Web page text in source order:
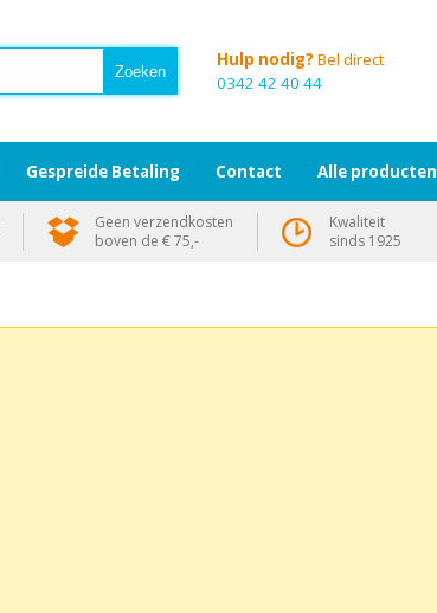
Hulp nodig? Bel direct
0342 42 40 44
Gespreide Betaling Contact Alle producten
Geen verzendkosten
boven de € 75,-
Kwaliteit
sinds 1925